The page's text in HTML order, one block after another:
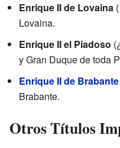
Enrique II de Lovaina
Lovaina.
Enrique II el Piadoso
y Gran Duque de toda
Enrique II de Brabante
Brabante.
Otros Títulos